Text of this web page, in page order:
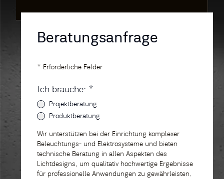
Beratungsanfrage
* Erforderliche Felder
Ich brauche: *
Projektberatung
Produktberatung
Wir unterstützen bei der Einrichtung komplexer
Beleuchtungs- und Elektrosysteme und bieten
technische Beratung in allen Aspekten des
Lichtdesigns, um qualitativ hochwertige Ergebnisse
für professionelle Anwendungen zu gewährleisten.